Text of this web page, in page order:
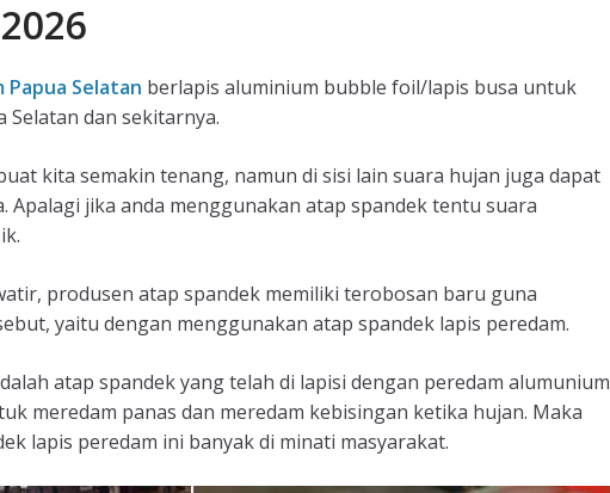
Papua Selatan berlapis aluminium bubble foil/lapis busa untuk
Selatan dan sekitarnya.
kita semakin tenang, namun di sisi lain suara hujan juga dapat
Apalagi jika anda menggunakan atap spandek tentu suara
produsen atap spandek memiliki terobosan baru guna
yaitu dengan menggunakan atap spandek lapis peredam.
atap spandek yang telah di lapisi dengan peredam alumunium
meredam panas dan meredam kebisingan ketika hujan. Maka
lapis peredam ini banyak di minati masyarakat.